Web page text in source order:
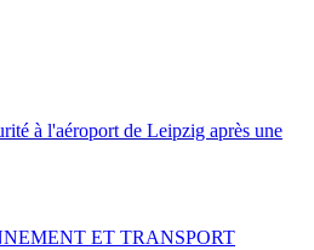
à l'aéroport de Leipzig après une
ET TRANSPORT